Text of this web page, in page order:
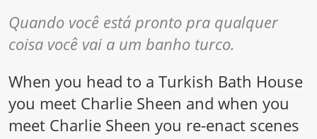
Quando você está pronto pra qualquer
coisa você vai a um banho turco.
When you head to a Turkish Bath House
you meet Charlie Sheen and when you
meet Charlie Sheen you re-enact scenes